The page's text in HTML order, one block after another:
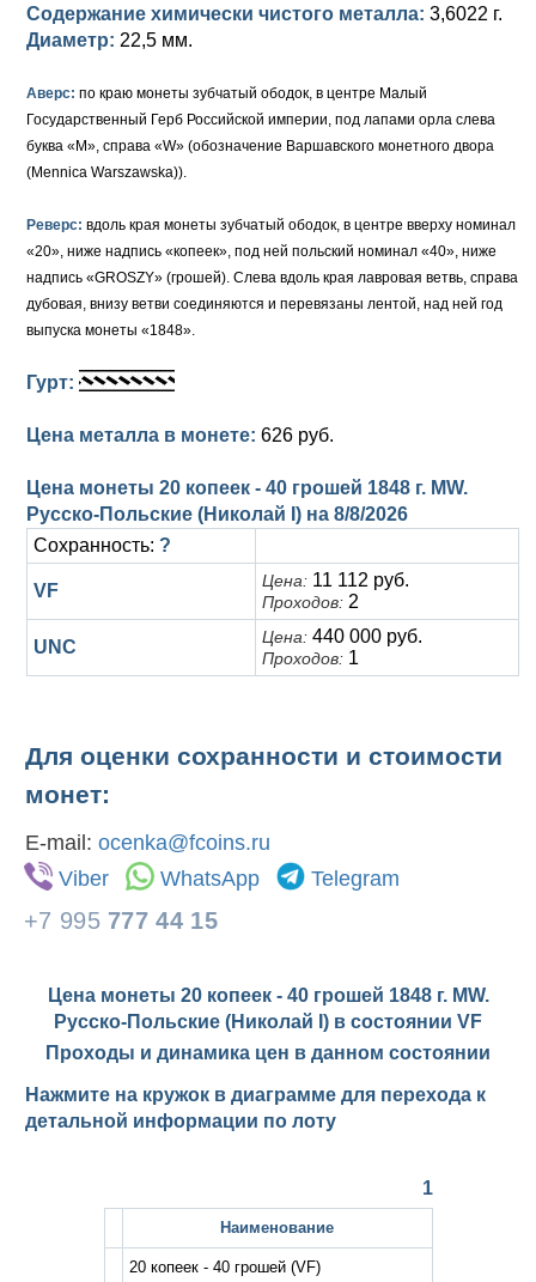
Содержание химически чистого металла: 3,6022 г.
Диаметр: 22,5 мм.
Аверс: по краю монеты зубчатый ободок, в центре Малый
Государственный Герб Российской империи, под лапами орла слева
буква «М», справа «W» (обозначение Варшавского монетного двора
(Mennica Warszawska)).
Реверс: вдоль края монеты зубчатый ободок, в центре вверху номинал
«20», ниже надпись «копеек», под ней польский номинал «40», ниже
надпись «GROSZY» (грошей). Слева вдоль края лавровая ветвь, справа
дубовая, внизу ветви соединяются и перевязаны лентой, над ней год
выпуска монеты «1848».
Гурт:
Цена металла в монете: 626 руб.
Цена монеты 20 копеек - 40 грошей 1848 г. MW.
Русско-Польские (Николай I) на 8/8/2026
Сохранность: ?
VF Цена: 11 112 руб.
Проходов: 2
UNC Цена: 440 000 руб.
Проходов: 1
Для оценки сохранности и стоимости
монет:
E-mail: ocenka@fcoins.ru
Viber
WhatsApp Telegram
+7 995 777 44 15
Цена монеты 20 копеек - 40 грошей 1848 г. MW.
Русско-Польские (Николай I) в состоянии VF
Проходы и динамика цен в данном состоянии
Нажмите на кружок в диаграмме для перехода к
детальной информации по лоту
1
Наименование
20 копеек - 40 грошей(VF)